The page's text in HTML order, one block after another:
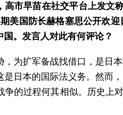
高市早苗在社交平台上发文
美国防长赫格塞思公开欢
。发言人对此有何评论？
，为扩军备战找借口，是日
是日本的国际法义务。然而
争的过程何其相似。历史上